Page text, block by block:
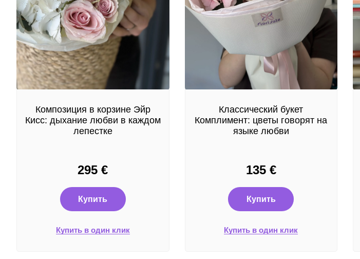
Композиция в корзине Эйр
Кисс: дыхание любви в каждом
лепестке
295€
Купить
Купить в один клик
Классический букет
Комплимент: цветы говорят на
языке любви
135 €
Купить
Купить в один клик